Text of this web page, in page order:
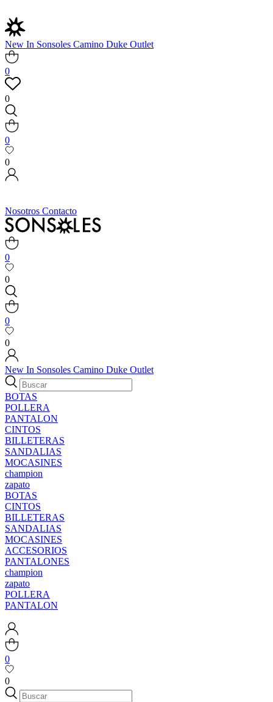
New In Sonsoles Camino Duke Outlet
0
0
0
0
Nosotros Contacto
0
0
0
0
New In Sonsoles Camino Duke Outlet
BOTAS
POLLERA
PANTALON
CINTOS
BILLETERAS
SANDALIAS
MOCASINES
champion
zapato
BOTAS
CINTOS
BILLETERAS
SANDALIAS
MOCASINES
ACCESORIOS
PANTALONES
champion
zapato
POLLERA
PANTALON
0
0